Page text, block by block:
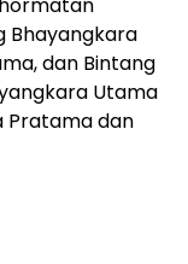
Bhayangkara
dan Bintang
Utama
Pratama dan